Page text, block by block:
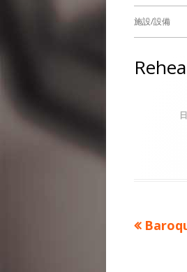
メ
ン
施設/設備
投前